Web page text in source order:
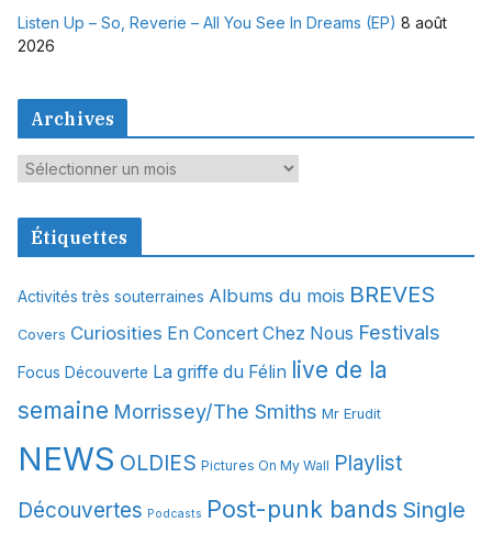
Listen Up – So, Reverie – All You See In Dreams (EP) 8 août
2026
Archives
A
c
v
e
Étiquettes
Activités très souterraines Albums du mois BREVES
Covers Curiosities En Concert Chez Nous Festivals
Focus Découverte La griffe du Félin live de la
semaine Morrissey/The Smiths Mr Erudit
NEWS OLDIES Pictures On My Wall Playlist
Découvertes Podcasts Post-punk bands Single